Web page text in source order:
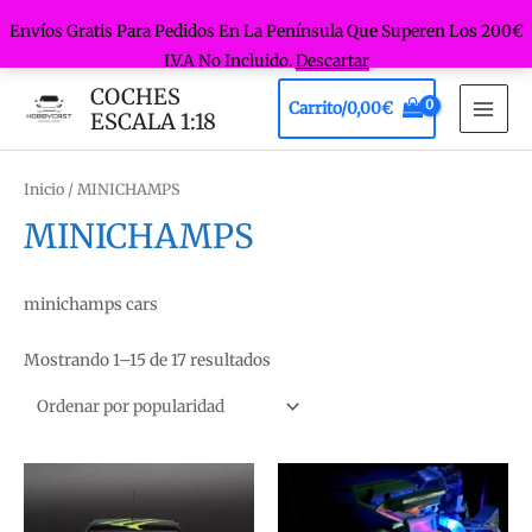
Envíos Gratis Para Pedidos En La Península Que Superen Los 200€
I.V.A No Incluido.Descartar
COCHES
ESCALA 1:18
Carrito/0,00€
Inicio / MINICHAMPS
MINICHAMPS
minichamps cars
Mostrando 1–15 de 17 resultados